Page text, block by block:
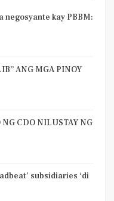
negosyante kay PBBM:
ANG MGA PINOY
NG CDO NILUSTAY NG
subsidiaries ‘di